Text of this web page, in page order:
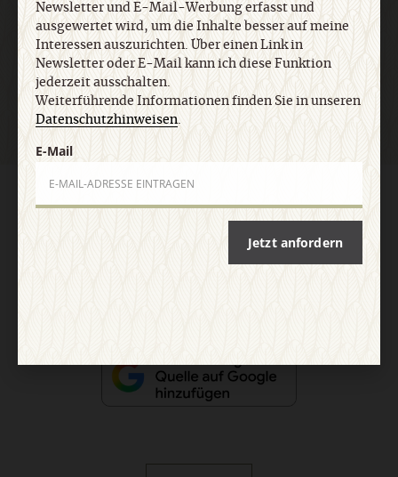
Jetzt anmelden
Impressum
Newsletter und E-Mail-Werbung erfasst und
ausgewertet wird, um die Inhalte besser auf meine
Interessen auszurichten. Über einen Link in
Newsletter oder E-Mail kann ich diese Funktion
jederzeit ausschalten.
Weiterführende Informationen finden Sie in unseren
Datenschutzhinweisen.
E-Mail
Jetzt anfordern